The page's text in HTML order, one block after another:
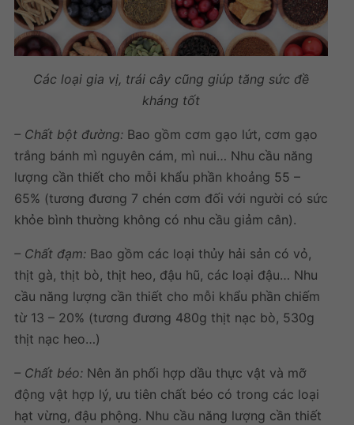
Các loại gia vị, trái cây cũng giúp tăng sức đề
kháng tốt
– Chất bột đường: Bao gồm cơm gạo lứt, cơm gạo
trắng bánh mì nguyên cám, mì nui… Nhu cầu năng
lượng cần thiết cho mỗi khẩu phần khoảng 55 –
65% (tương đương 7 chén cơm đối với người có sức
khỏe bình thường không có nhu cầu giảm cân).
– Chất đạm: Bao gồm các loại thủy hải sản có vỏ,
thịt gà, thịt bò, thịt heo, đậu hũ, các loại đậu… Nhu
cầu năng lượng cần thiết cho mỗi khẩu phần chiếm
từ 13 – 20% (tương đương 480g thịt nạc bò, 530g
thịt nạc heo…)
– Chất béo: Nên ăn phối hợp dầu thực vật và mỡ
động vật hợp lý, ưu tiên chất béo có trong các loại
hạt vừng, đậu phộng. Nhu cầu năng lượng cần thiết